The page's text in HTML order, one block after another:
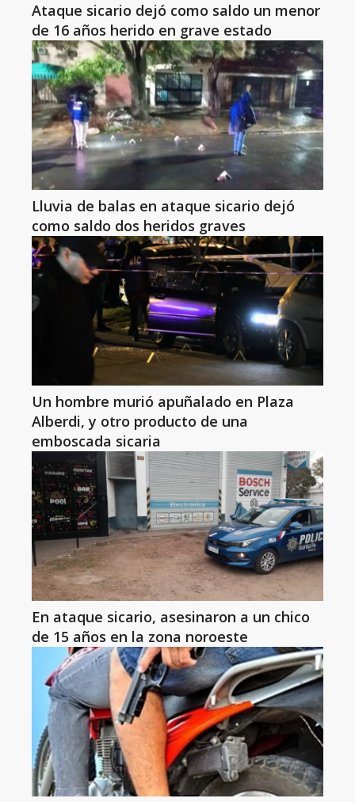
Ataque sicario dejó como saldo un menor
de 16 años herido en grave estado
Lluvia de balas en ataque sicario dejó
como saldo dos heridos graves
Un hombre murió apuñalado en Plaza
Alberdi, y otro producto de una
emboscada sicaria
En ataque sicario, asesinaron a un chico
de 15 años en la zona noroeste